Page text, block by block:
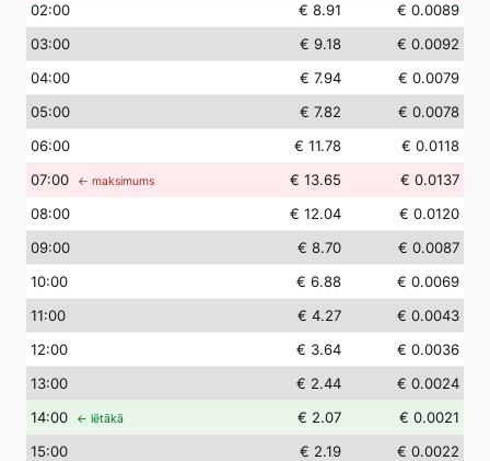
02:00 € 8.91
€ 0.0089
03:00 € 9.18
€ 0.0092
04:00 € 7.94
€ 0.0079
05:00 € 7.82
€ 0.0078
06:00 € 11.78
€ 0.0118
07:00 ← maksimums € 13.65
€ 0.0137
08:00 € 12.04
€ 0.0120
09:00 € 8.70
€ 0.0087
10:00 € 6.88
€ 0.0069
11:00 € 4.27
€ 0.0043
12:00 € 3.64
€ 0.0036
13:00 € 2.44
€ 0.0024
14:00 ← lētākā € 2.07
€ 0.0021
15:00 € 2.19
€ 0.0022